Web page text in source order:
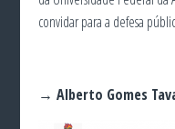
convidar para a defesa
→ Alberto Gomes